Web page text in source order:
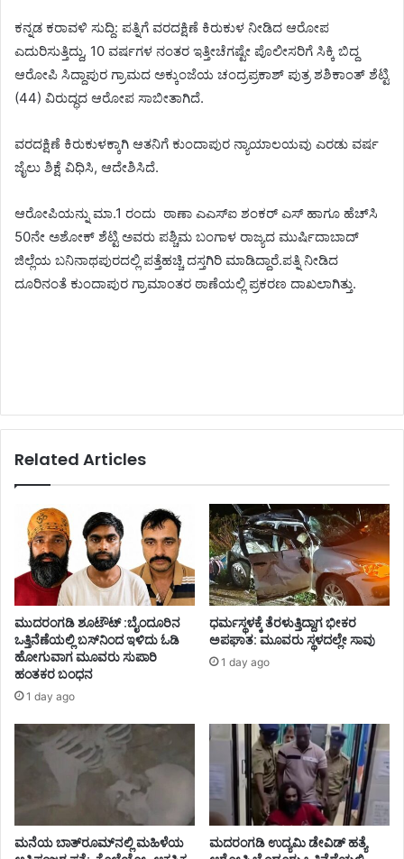
ಕನ್ನಡ ಕರಾವಳಿ ಸುದ್ದಿ: ಪತ್ನಿಗೆ ವರದಕ್ಷಿಣೆ ಕಿರುಕುಳ ನೀಡಿದ ಆರೋಪ
ಎದುರಿಸುತ್ತಿದ್ದು, 10 ವರ್ಷಗಳ ನಂತರ ಇತ್ತೀಚೆಗಷ್ಟೇ ಪೊಲೀಸರಿಗೆ ಸಿಕ್ಕಿ ಬಿದ್ದ
ಆರೋಪಿ ಸಿದ್ದಾಪುರ ಗ್ರಾಮದ ಅಕ್ಕುಂಜೆಯ ಚಂದ್ರಪ್ರಕಾಶ್ ಪುತ್ರ ಶಶಿಕಾಂತ್ ಶೆಟ್ಟಿ
(44) ವಿರುದ್ಧದ ಆರೋಪ ಸಾಬೀತಾಗಿದೆ.
ವರದಕ್ಷಿಣೆ ಕಿರುಕುಳಕ್ಕಾಗಿ ಆತನಿಗೆ ಕುಂದಾಪುರ ನ್ಯಾಯಾಲಯವು ಎರಡು ವರ್ಷ
ಜೈಲು ಶಿಕ್ಷೆ ವಿಧಿಸಿ, ಆದೇಶಿಸಿದೆ.
ಆರೋಪಿಯನ್ನು ಮಾ.1 ರಂದು ಠಾಣಾ ಎಎಸ್ಐ ಶಂಕರ್ ಎಸ್ ಹಾಗೂ ಹೆಚ್‌ಸಿ
50ನೇ ಅಶೋಕ್ ಶೆಟ್ಟಿ ಅವರು ಪಶ್ಚಿಮ ಬಂಗಾಳ ರಾಜ್ಯದ ಮುರ್ಷಿದಾಬಾದ್
ಜಿಲ್ಲೆಯ ಬನಿನಾಥಪುರದಲ್ಲಿ ಪತ್ತೆಹಚ್ಚಿ ದಸ್ತಗಿರಿ ಮಾಡಿದ್ದಾರೆ.ಪತ್ನಿ ನೀಡಿದ
ದೂರಿನಂತೆ ಕುಂದಾಪುರ ಗ್ರಾಮಾಂತರ ಠಾಣೆಯಲ್ಲಿ ಪ್ರಕರಣ ದಾಖಲಾಗಿತ್ತು.
Related Articles
ಮುದರಂಗಡಿ ಶೂಟೌಟ್ :ಬೈಂದೂರಿನ
ಒತ್ತಿನೆಣೆಯಲ್ಲಿ ಬಸ್‌ನಿಂದ ಇಳಿದು ಓಡಿ
ಹೋಗುವಾಗ ಮೂವರು ಸುಪಾರಿ
ಹಂತಕರ ಬಂಧನ
1 day ago
ಧರ್ಮಸ್ಥಳಕ್ಕೆ ತೆರಳುತ್ತಿದ್ದಾಗ ಭೀಕರ
ಅಪಘಾತ: ಮೂವರು ಸ್ಥಳದಲ್ಲೇ ಸಾವು
1 day ago
ಮನೆಯ ಬಾತ್‌ರೂಮ್‌ನಲ್ಲಿ ಮಹಿಳೆಯ
ಮದರಂಗಡಿ ಉದ್ಯಮಿ ಡೇವಿಡ್ ಹತ್ಯೆ